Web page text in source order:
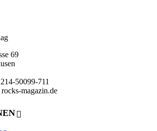
69
50099-711
magazin.de